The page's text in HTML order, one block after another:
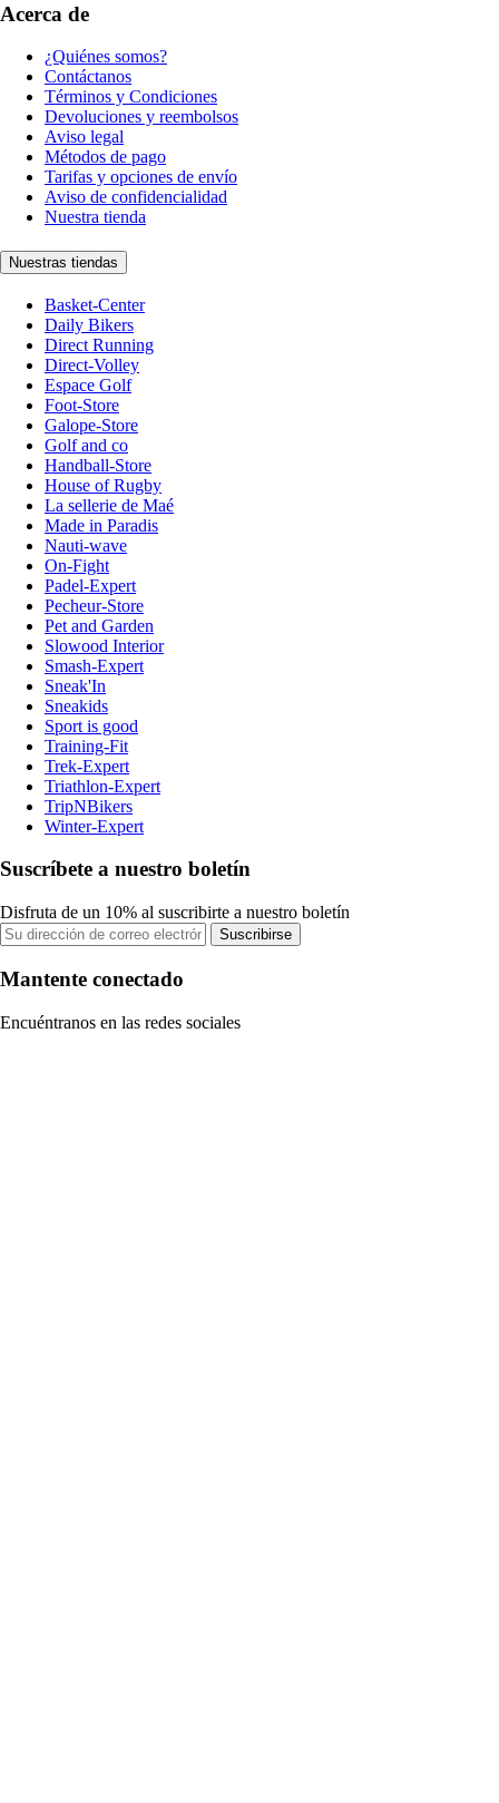
Acerca de
¿Quiénes somos?
Contáctanos
Términos y Condiciones
Devoluciones y reembolsos
Aviso legal
Métodos de pago
Tarifas y opciones de envío
Aviso de confidencialidad
Nuestra tienda
Nuestras tiendas
Basket-Center
Daily Bikers
Direct Running
Direct-Volley
Espace Golf
Foot-Store
Galope-Store
Golf and co
Handball-Store
House of Rugby
La sellerie de Maé
Made in Paradis
Nauti-wave
On-Fight
Padel-Expert
Pecheur-Store
Pet and Garden
Slowood Interior
Smash-Expert
Sneak'In
Sneakids
Sport is good
Training-Fit
Trek-Expert
Triathlon-Expert
TripNBikers
Winter-Expert
Suscríbete a nuestro boletín
Disfruta de un 10% al suscribirte a nuestro boletín
Suscribirse
Mantente conectado
Encuéntranos en las redes sociales